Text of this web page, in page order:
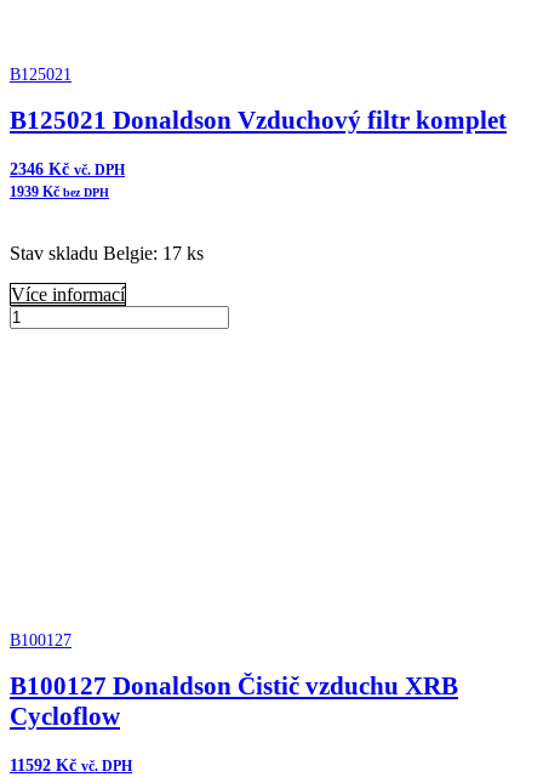
B125021
B125021 Donaldson Vzduchový filtr komplet
2346 Kč vč. DPH
1939 Kč bez DPH
Stav skladu Belgie: 17 ks
Více informací
B125021
B100127
B100127 Donaldson Čistič vzduchu XRB
Cycloflow
11592 Kč vč. DPH